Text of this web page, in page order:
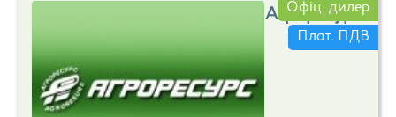
Агроресурс
Офіц. дилер
Плат. ПДВ